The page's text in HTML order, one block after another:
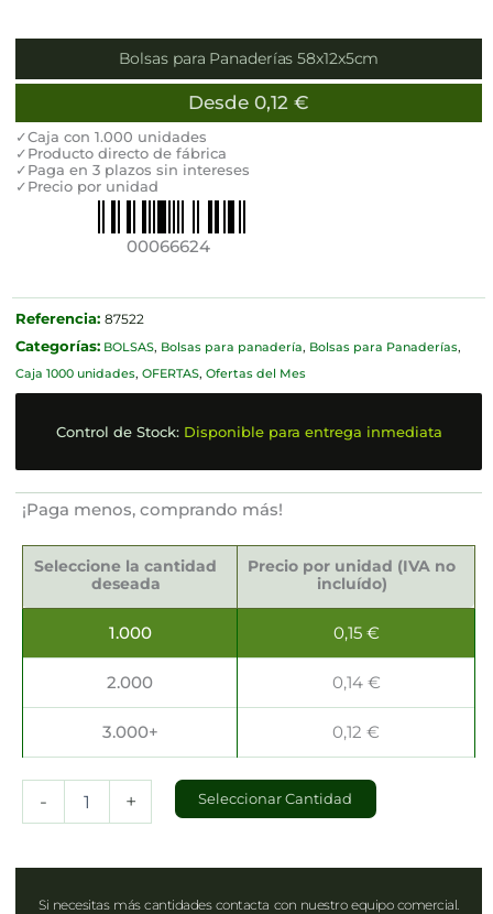
Bolsas para Panaderías 58x12x5cm
Desde 0,12 €
✓Caja con 1.000 unidades
✓Producto directo de fábrica
✓Paga en 3 plazos sin intereses
✓Precio por unidad
00066624
Referencia: 87522
Categorías: BOLSAS, Bolsas para panadería, Bolsas para Panaderías,
Caja 1000 unidades, OFERTAS, Ofertas del Mes
Control de Stock: Disponible para entrega inmediata
¡Paga menos, comprando más!
Seleccione la cantidad
deseada
Precio por unidad (IVA no
incluído)
1.000 0,15 €
2.000 0,14 €
3.000+ 0,12€
-
para
Panaderías
+ Seleccionar Cantidad
Si necesitas más cantidades contacta con nuestro equipo comercial.